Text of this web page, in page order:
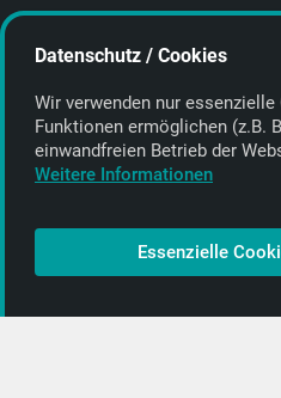
E-Mail:info@getyourmusic.de
Alle Informationen
Kontakt
CD-Anbieter werden
CD-Anbieter-Login
Datenschutz / Cookies
Wir verwenden nur
Funktionen ermöglichen (z.B.
einwand­freien Betrieb der
Weitere Informationen
Essenzielle